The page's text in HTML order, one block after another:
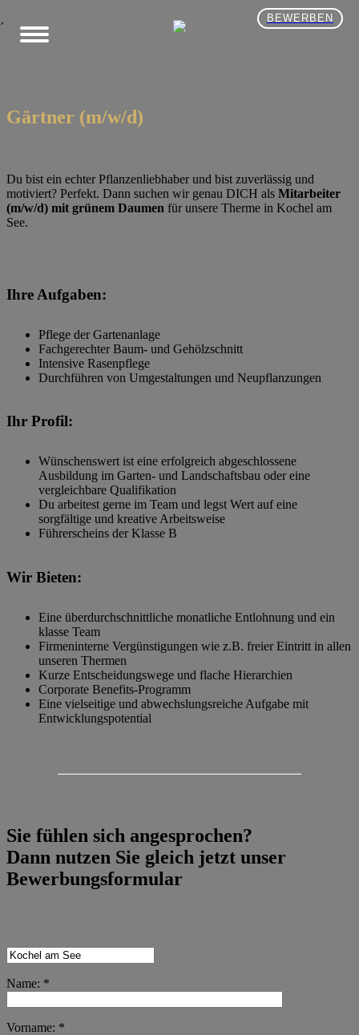
´
BEWERBEN
Gärtner (m/w/d)
Du bist ein echter Pflanzenliebhaber und bist zuverlässig und
motiviert? Perfekt. Dann suchen wir genau DICH als Mitarbeiter
(m/w/d) mit grünem Daumen für unsere Therme in Kochel am
See.
Ihre Aufgaben:
Pflege der Gartenanlage
Fachgerechter Baum- und Gehölzschnitt
Intensive Rasenpflege
Durchführen von Umgestaltungen und Neupflanzungen
Ihr Profil:
Wünschenswert ist eine erfolgreich abgeschlossene
Ausbildung im Garten- und Landschaftsbau oder eine
vergleichbare Qualifikation
Du arbeitest gerne im Team und legst Wert auf eine
sorgfältige und kreative Arbeitsweise
Führerscheins der Klasse B
Wir Bieten:
Eine überdurchschnittliche monatliche Entlohnung und ein
klasse Team
Firmeninterne Vergünstigungen wie z.B. freier Eintritt in allen
unseren Thermen
Kurze Entscheidungswege und flache Hierarchien
Corporate Benefits-Programm
Eine vielseitige und abwechslungsreiche Aufgabe mit
Entwicklungspotential
Sie fühlen sich angesprochen?
Dann nutzen Sie gleich jetzt unser
Bewerbungsformular
Name: *
Vorname: *